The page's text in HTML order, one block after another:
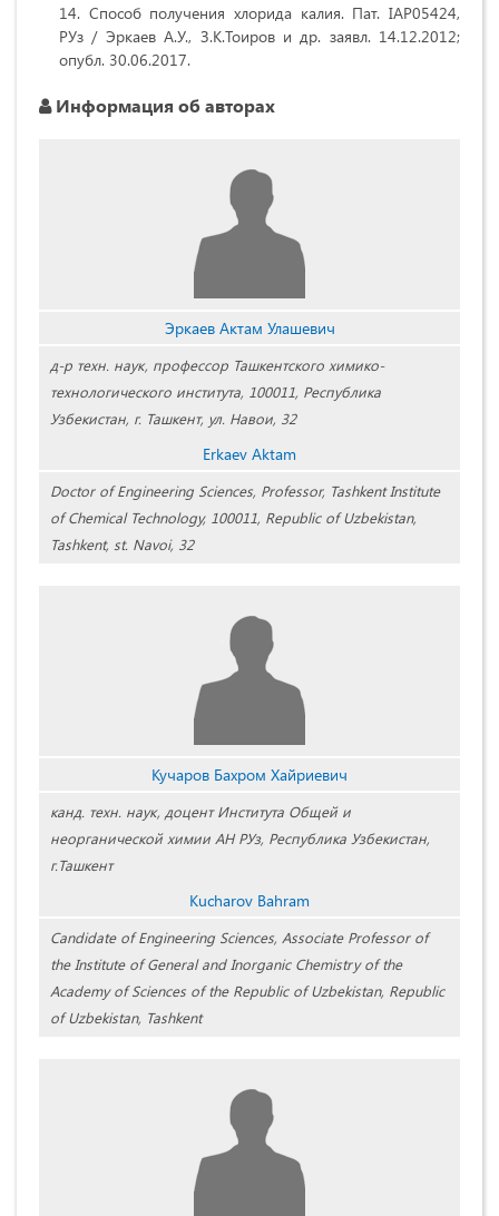
Способ получения хлорида калия. Пат. IAР05424,
РУз / Эркаев А.У., З.К.Тоиров и др. заявл. 14.12.2012;
опубл. 30.06.2017.
Информация об авторах
Эркаев Актам Улашевич
д-р техн. наук, профессор Ташкентского химико-
технологического института, 100011, Республика
Узбекистан, г. Ташкент, ул. Навои, 32
Erkaev Aktam
Doctor of Engineering Sciences, Professor, Tashkent Institute
of Chemical Technology, 100011, Republic of Uzbekistan,
Tashkent, st. Navoi, 32
Кучаров Бахром Хайриевич
канд. техн. наук, доцент Института Общей и
неорганической химии АН РУз, Республика Узбекистан,
г.Ташкент
Kucharov Bahram
Candidate of Engineering Sciences, Associate Professor of
the Institute of General and Inorganic Chemistry of the
Academy of Sciences of the Republic of Uzbekistan, Republic
of Uzbekistan, Tashkent